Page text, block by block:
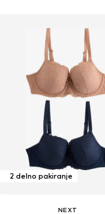
2 delno pakiranje
NEXT